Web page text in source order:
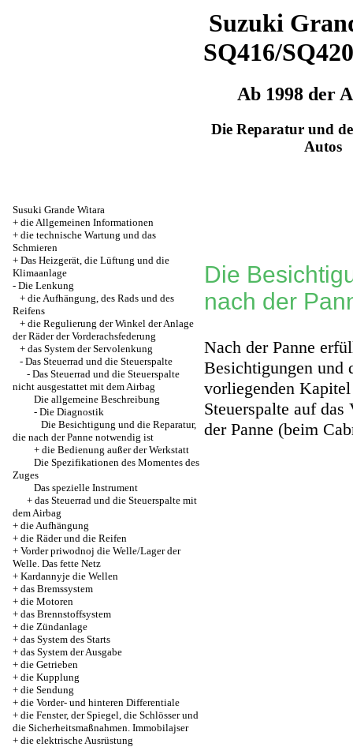
Suzuki
SQ416/
Ab 1998 der
Die Reparatur und
Autos
Susuki Grande Witara
+ die Allgemeinen Informationen
+ die technische Wartung und das
Schmieren
+ Das Heizgerät, die Lüftung und die
Klimaanlage
- Die Lenkung
+ die Aufhängung, des Rads und des
Reifens
+ die Regulierung der Winkel der Anlage
der Räder der Vorderachsfederung
+ das System der Servolenkung
- Das Steuerrad und die Steuerspalte
- Das Steuerrad und die Steuerspalte
nicht ausgestattet mit dem Airbag
Die allgemeine Beschreibung
- Die Diagnostik
Die Besichtigung und die Reparatur,
die nach der Panne notwendig ist
+ die Bedienung außer der Werkstatt
Die Spezifikationen des Momentes des
Zuges
Das spezielle Instrument
+ das Steuerrad und die Steuerspalte mit
dem Airbag
+ die Aufhängung
+ die Räder und die Reifen
+ Vorder priwodnoj die Welle/Lager der
Welle. Das fette Netz
+ Kardannyje die Wellen
+ das Bremssystem
+ die Motoren
+ das Brennstoffsystem
+ die Zündanlage
+ das System des Starts
+ das System der Ausgabe
+ die Getrieben
+ die Kupplung
+ die Sendung
+ die Vorder- und hinteren Differentiale
+ die Fenster, der Spiegel, die Schlösser und
die Sicherheitsmaßnahmen. Immobilajser
+ die elektrische Ausrüstung
Die
nach der
Nach der Panne
Besichtigungen und
vorliegenden
Steuerspalte auf
der Panne (beim